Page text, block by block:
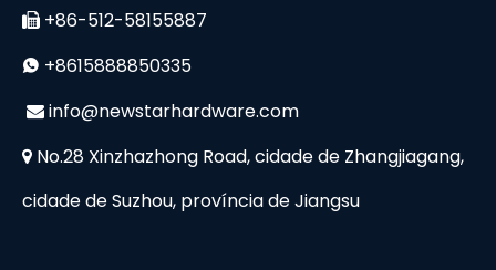
 +86-512-58155887
 +8615888850335
 info@newstarhardware.com
 No.28 Xinzhazhong Road, cidade de Zhangjiagang,
cidade de Suzhou, província de Jiangsu